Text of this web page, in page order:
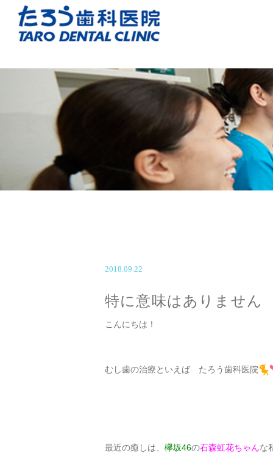
2018.09.22
特に意味はありません
こんにちは！
むし歯の治療といえば たろう歯科医院
最近の癒しは、 欅坂46の石森虹花ちゃんな